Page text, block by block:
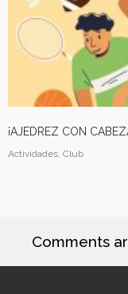
¡AJEDREZ CON
Actividades, Club
Comments